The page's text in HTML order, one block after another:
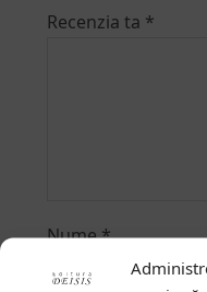
Recenzia ta *
Nume*